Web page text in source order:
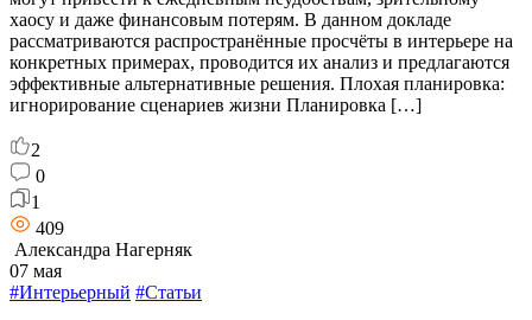
хаосу и даже финансовым потерям. В данном докладе
рассматриваются распространённые просчёты в интерьере на
конкретных примерах, проводится их анализ и предлагаются
эффективные альтернативные решения. Плохая планировка:
игнорирование сценариев жизни Планировка […]
2
0
1
409
Александра Нагерняк
07 мая
#Интерьерный #Статьи